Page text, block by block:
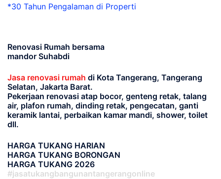
*30 Tahun Pengalaman di Properti
Renovasi Rumah bersama
mandor Suhabdi
Jasa renovasi rumah di Kota Tangerang, Tangerang
Selatan, Jakarta Barat.
Pekerjaan renovasi atap bocor, genteng retak, talang
air, plafon rumah, dinding retak, pengecatan, ganti
keramik lantai, perbaikan kamar mandi, shower, toilet
dll.
HARGA TUKANG HARIAN
HARGA TUKANG BORONGAN
HARGA TUKANG 2026
#jasatukangbangunantangerangonline